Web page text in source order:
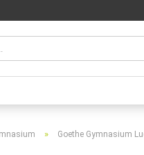
» Goethe Gymnasium